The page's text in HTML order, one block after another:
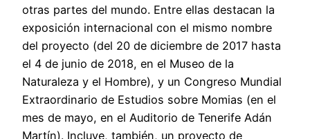
otras partes del mundo. Entre ellas destacan la
exposición internacional con el mismo nombre
del proyecto (del 20 de diciembre de 2017 hasta
el 4 de junio de 2018, en el Museo de la
Naturaleza y el Hombre), y un Congreso Mundial
Extraordinario de Estudios sobre Momias (en el
mes de mayo, en el Auditorio de Tenerife Adán
Martín). Incluye, también, un proyecto de